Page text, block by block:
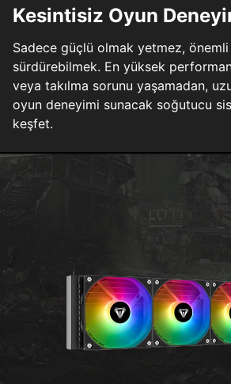
Kesintisiz Oyun
Sadece güçlü olmak yetmez,
sürdürebilmek. En yüksek
veya takılma sorunu yaşamadan,
oyun deneyimi sunacak soğutucu
keşfet.